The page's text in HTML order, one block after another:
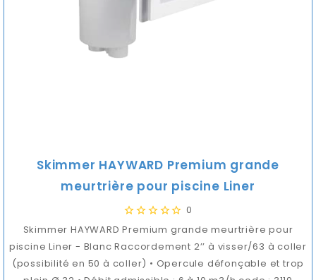
Skimmer HAYWARD Premium grande
meurtrière pour piscine Liner
0
Skimmer HAYWARD Premium grande meurtrière pour
piscine Liner - Blanc Raccordement 2’’ à visser/63 à coller
(possibilité en 50 à coller) • Opercule défonçable et trop